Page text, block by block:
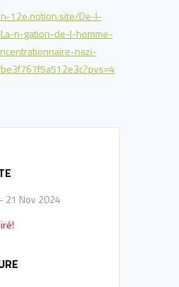
12e.notion.site/De-l-
n-gation-de-l-homme-
nazi-
21 Nov 2024